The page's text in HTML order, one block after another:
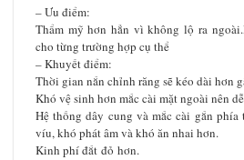
– Ưu điểm:
Thẩm mỹ hơn hẳn vì không lộ ra
cho từng trường hợp cụ thể
– Khuyết điểm:
Thời gian nắn chỉnh răng sẽ kéo dài hơn
Khó vệ sinh hơn mắc cài mặt ngoài nên
Hệ thống dây cung và mắc cài gắn
víu, khó phát âm và khó ăn nhai hơn.
Kinh phí đắt đỏ hơn.